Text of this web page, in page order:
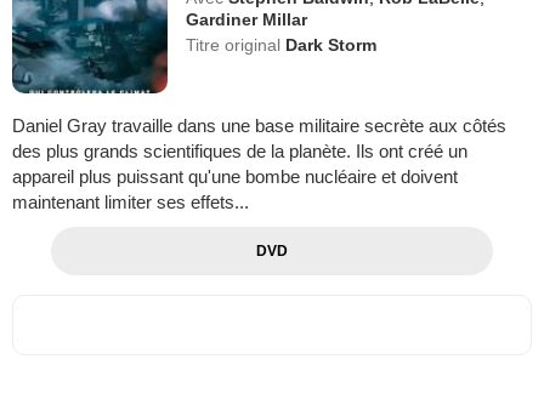
Gardiner Millar
Titre original Dark Storm
Daniel Gray travaille dans une base militaire secrète aux côtés
des plus grands scientifiques de la planète. Ils ont créé un
appareil plus puissant qu'une bombe nucléaire et doivent
maintenant limiter ses effets...
DVD